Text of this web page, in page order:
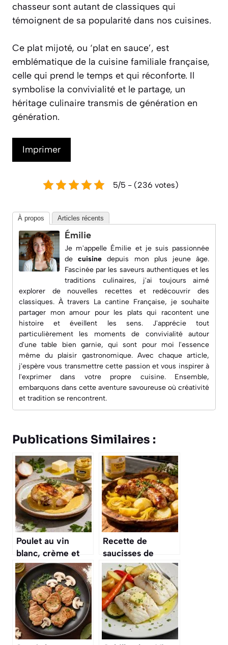
chasseur sont autant de classiques qui
témoignent de sa popularité dans nos cuisines.
Ce plat mijoté, ou ‘plat en sauce’, est
emblématique de la cuisine familiale française,
celle qui prend le temps et qui réconforte. Il
symbolise la convivialité et le partage, un
héritage culinaire transmis de génération en
génération.
Imprimer
5/5 - (236 votes)
À propos Articles récents
Émilie
Je m'appelle Émilie et je suis passionnée
decuisine depuis mon plus jeune âge.
Fascinée par les saveurs authentiques et les
traditions culinaires, j'ai toujours aimé
explorer de nouvelles recettes et redécouvrir des
classiques. À travers La cantine Française, je souhaite
partager mon amour pour les plats qui racontent une
histoire et éveillent les sens. J'apprécie tout
particulièrement les moments de convivialité autour
d'une table bien garnie, qui sont pour moi l'essence
même du plaisir gastronomique. Avec chaque article,
j'espère vous transmettre cette passion et vous inspirer à
l'exprimer dans votre propre cuisine. Ensemble,
embarquons dans cette aventure savoureuse où créativité
et tradition se rencontrent.
Publications Similaires :
Poulet au vin
blanc, crème et
moutarde : recette
savoureuse
Recette de
saucisses de
Toulouse au vin
blanc